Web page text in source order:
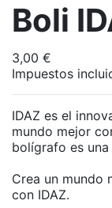
Boli
3,00 €
Impuestos
IDAZ es el
mundo mejor
bolígrafo es
Crea un mundo
con IDAZ.